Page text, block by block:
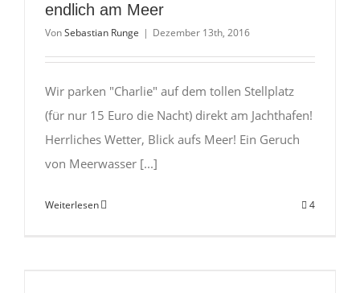
endlich am Meer
VonSebastian Runge | Dezember 13th, 2016
Wir parken "Charlie" auf dem tollen Stellplatz
(für nur 15 Euro die Nacht) direkt am Jachthafen!
Herrliches Wetter, Blick aufs Meer! Ein Geruch
von Meerwasser [...]
Weiterlesen 4